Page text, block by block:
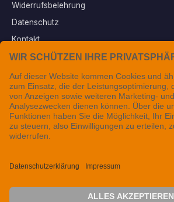
Widerrufsbelehrung
Datenschutz
Kontakt
Vertrag widerrufen
Sichere Zahlungsarten